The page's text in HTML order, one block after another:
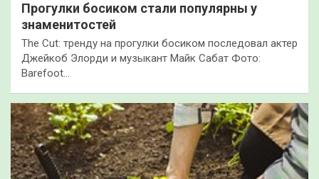
Прогулки босиком стали популярны у
знаменитостей
The Cut: тренду на прогулки босиком последовал актер
Джейкоб Элорди и музыкант Майк Сабат Фото:
Barefoot…